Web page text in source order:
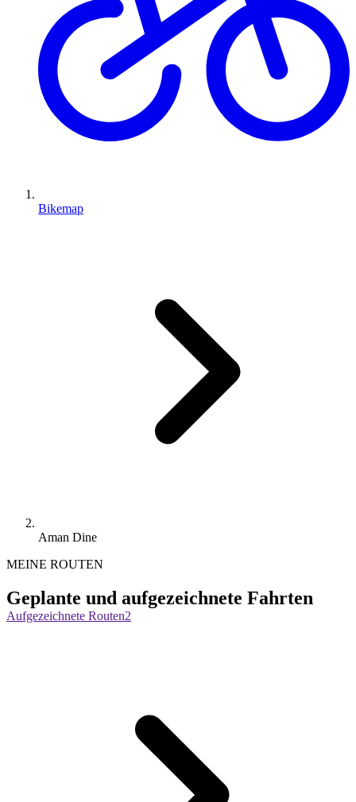
Bikemap
Aman Dine
MEINE ROUTEN
Geplante und aufgezeichnete Fahrten
Aufgezeichnete Routen2